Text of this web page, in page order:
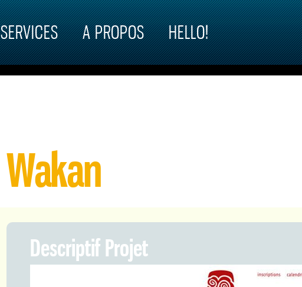
SERVICES A PROPOS HELLO!
Wakan
Descriptif Projet